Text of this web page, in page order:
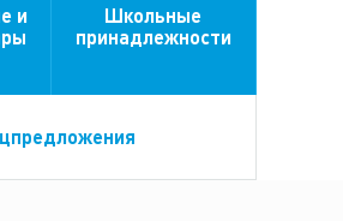
и
Школьные
принадлежности